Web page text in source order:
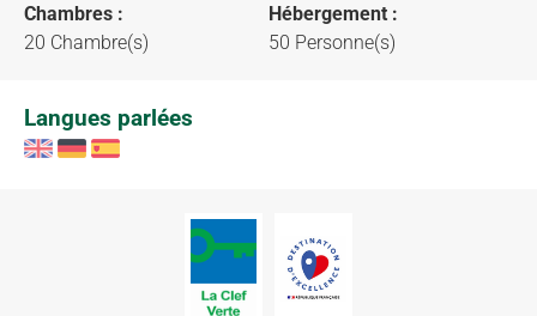
Chambres :
20 Chambre(s)
Hébergement :
50 Personne(s)
Langues parlées